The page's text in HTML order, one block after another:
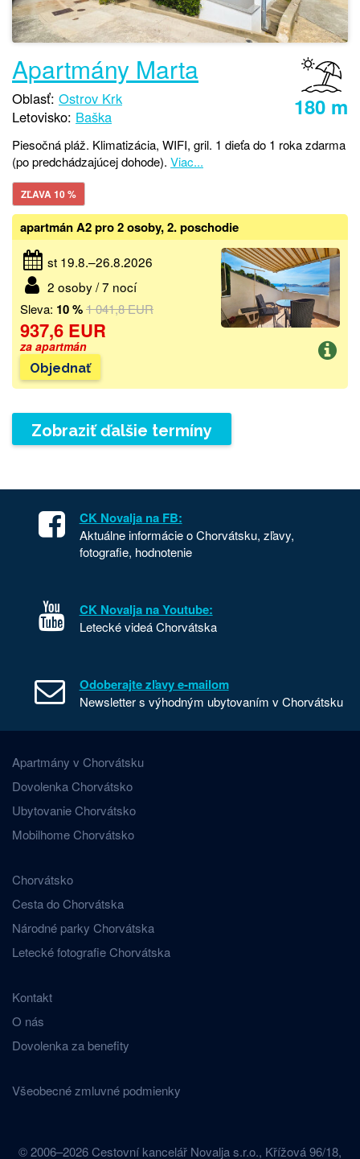
180 m
Apartmány Marta
Oblasť: Ostrov Krk
Letovisko: Baška
Piesočná pláž. Klimatizácia, WIFI, gril. 1 dieťa do 1 roka zdarma
(po predchádzajúcej dohode). Viac...
ZĽAVA 10 %
apartmán A2 pro 2 osoby, 2. poschodie
st 19.8.–26.8.2026
2 osoby / 7 nocí
Sleva: 10 %1 041,8 EUR
937,6 EUR
za apartmán
Objednať
Zobraziť ďalšie termíny
CK Novalja na FB:
Aktuálne informácie o Chorvátsku, zľavy,
fotografie, hodnotenie
CK Novalja na Youtube:
Letecké videá Chorvátska
Odoberajte zľavy e-mailom
Newsletter s výhodným ubytovaním v Chorvátsku
Apartmány v Chorvátsku
Dovolenka Chorvátsko
Ubytovanie Chorvátsko
Mobilhome Chorvátsko
Chorvátsko
Cesta do Chorvátska
Národné parky Chorvátska
Letecké fotografie Chorvátska
Kontakt
O nás
Dovolenka za benefity
Všeobecné zmluvné podmienky
© 2006–2026 Cestovní kancelář Novalja s.r.o., Křížová 96/18,